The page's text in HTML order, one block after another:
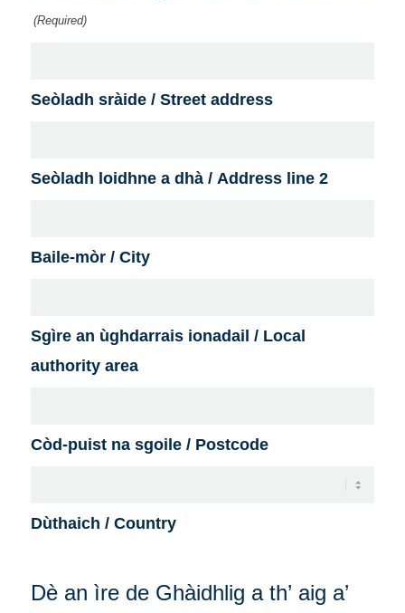
(Required)
Seòladh sràide / Street address
Seòladh loidhne a dhà / Address line 2
Baile-mòr / City
Sgìre an ùghdarrais ionadail / Local
authority area
Còd-puist na sgoile / Postcode
Dùthaich / Country
Dè an ìre de Ghàidhlig a th’ aig a’